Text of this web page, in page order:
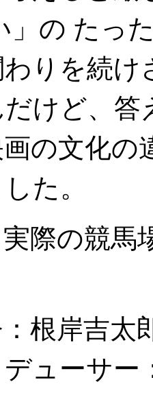
」の たっ
わりを続
けど、答
画の文化
た。
際の競馬
根岸吉太
ューサー